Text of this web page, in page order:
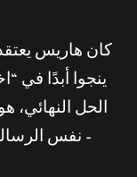
كان هاريس
ينجوا أبدًا في
الحل النهائي،
– نفس